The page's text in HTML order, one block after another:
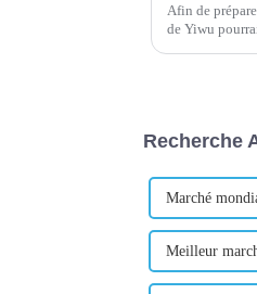
Afin de
de Yiwu
Recherche
Marché
Meilleur